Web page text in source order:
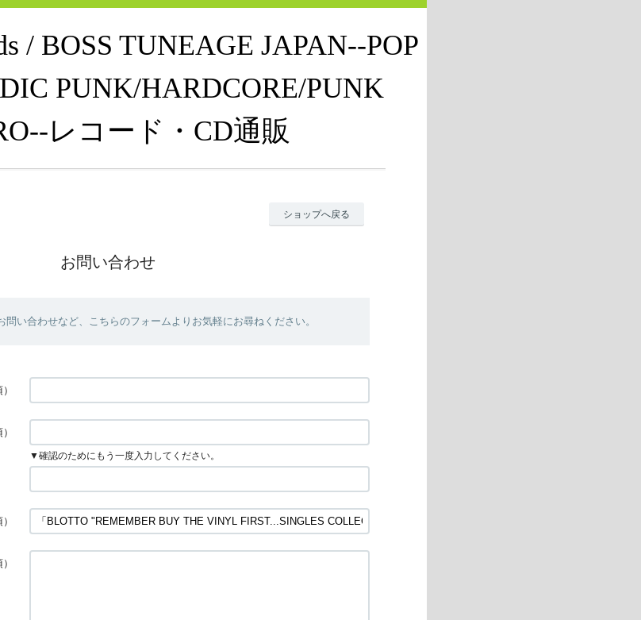
/ BOSS TUNEAGE JAPAN--POP
PUNK/HARDCORE/PUNK
レコード・CD通販
ショップへ戻る
お問い合わせ
い合わせなど、こちらのフォームよりお気軽にお尋ねください。
▼確認のためにもう一度入力してください。